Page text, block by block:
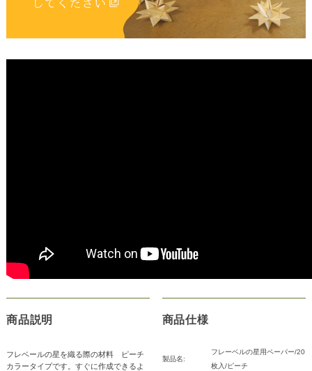
商品説明
フレベールの星を織る際の材料 ピーチ
カラータイプです。すぐに作成できるよ
商品仕様
製品名:
フレーベルの星用ペーパー/20
枚入/ピーチ